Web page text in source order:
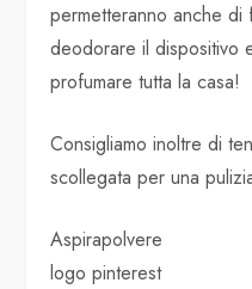
permetteranno anche
deodorare il dispositivo
profumare tutta la casa!
Consigliamo inoltre di
scollegata per una
Aspirapolvere
logo pinterest